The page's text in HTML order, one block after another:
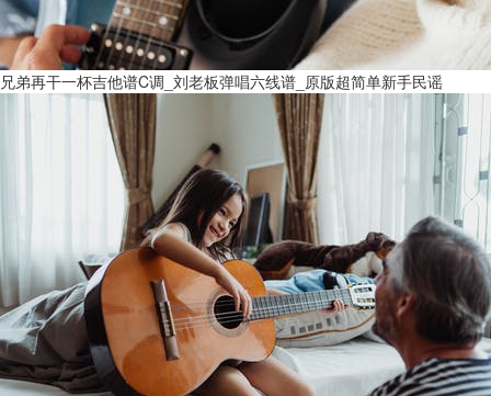
兄弟再干一杯吉他谱C调_刘老板弹唱六线谱_原版超简单新手民谣